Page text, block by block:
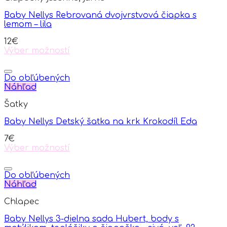
Baby Nellys Rebrovaná dvojvrstvová čiapka s
lemom – lila
12€
Výber možností
product
has
multiple
The
may
chosen
on
product
page
Do obľúbených
Náhľad
Šatky
Baby Nellys Detský šatka na krk Krokodíl Eda
7€
Výber možností
product
has
multiple
The
may
Do obľúbených
Náhľad
Chlapec
Baby Nellys 3-dielna sada Hubert, body s